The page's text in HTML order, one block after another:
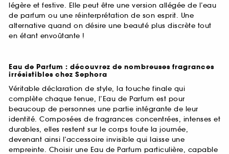
légère et festive. Elle peut être une version allégée de l’eau
de parfum ou une réinterprétation de son esprit. Une
alternative quand on désire une beauté plus discrète tout
en étant envoûtante !
Eau de Parfum : découvrez de nombreuses fragrances
irrésistibles chez Sephora
Véritable déclaration de style, la touche finale qui
complète chaque tenue, l’Eau de Parfum est pour
beaucoup de personnes une partie intégrante de leur
identité. Composées de fragrances concentrées, intenses et
durables, elles restent sur le corps toute la journée,
devenant ainsi l’accessoire invisible qui laisse une
empreinte. Choisir une Eau de Parfum particulière, capable